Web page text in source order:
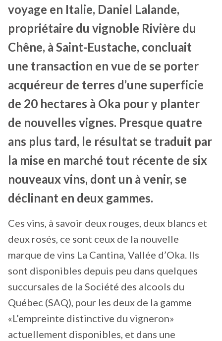
voyage en Italie, Daniel Lalande,
propriétaire du vignoble Rivière du
Chêne, à Saint-Eustache, concluait
une transaction en vue de se porter
acquéreur de terres d’une superficie
de 20 hectares à Oka pour y planter
de nouvelles vignes. Presque quatre
ans plus tard, le résultat se traduit par
la mise en marché tout récente de six
nouveaux vins, dont un à venir, se
déclinant en deux gammes.
Ces vins, à savoir deux rouges, deux blancs et
deux rosés, ce sont ceux de la nouvelle
marque de vins La Cantina, Vallée d’Oka. Ils
sont disponibles depuis peu dans quelques
succursales de la Société des alcools du
Québec (SAQ), pour les deux de la gamme
«L’empreinte distinctive du vigneron»
actuellement disponibles, et dans une